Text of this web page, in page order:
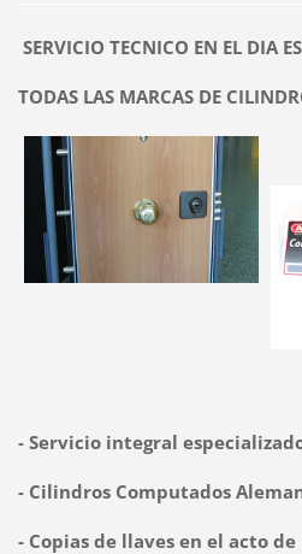
SERVICIO TECNICO EN EL DIA
TODAS LAS MARCAS DE
- Servicio integral
- Cilindros Computados
- Copias de llaves en el acto